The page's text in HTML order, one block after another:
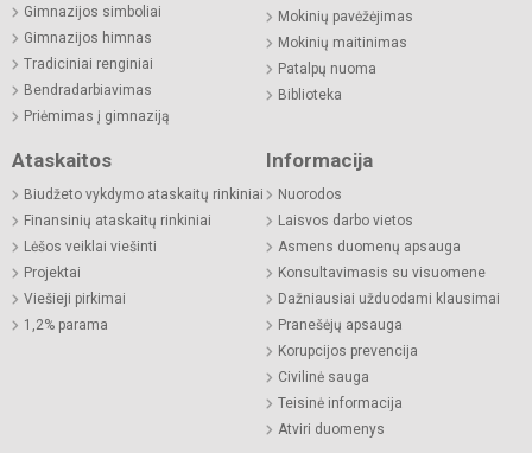
Gimnazijos simboliai
Gimnazijos himnas
Tradiciniai renginiai
Bendradarbiavimas
Priėmimas į gimnaziją
Mokinių pavėžėjimas
Mokinių maitinimas
Patalpų nuoma
Biblioteka
Ataskaitos
Biudžeto vykdymo ataskaitų rinkiniai
Finansinių ataskaitų rinkiniai
Lėšos veiklai viešinti
Projektai
Viešieji pirkimai
1,2% parama
Informacija
Nuorodos
Laisvos darbo vietos
Asmens duomenų apsauga
Konsultavimasis su visuomene
Dažniausiai užduodami klausimai
Pranešėjų apsauga
Korupcijos prevencija
Civilinė sauga
Teisinė informacija
Atviri duomenys